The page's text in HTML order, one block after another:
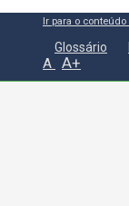
Ir para o conteúdo
Glossário
A A+